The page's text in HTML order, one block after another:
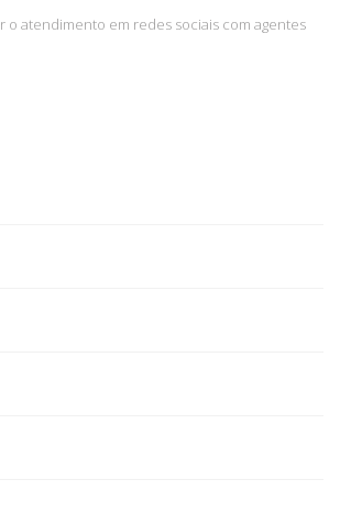
o atendimento em redes sociais com agentes